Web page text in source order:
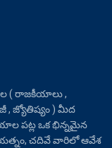
( రాజకీయాలు ,
, జ్యోతిష్యం ) మీద
పట్ల ఒక భిన్నమైన
చదివే వారిలో ఆవేశ